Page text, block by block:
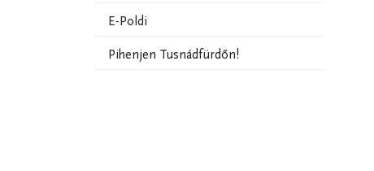
E-Poldi
Pihenjen Tusnádfürdőn!